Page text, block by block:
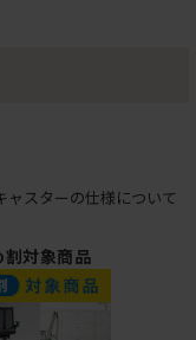
ャスターの仕様について
対象商品